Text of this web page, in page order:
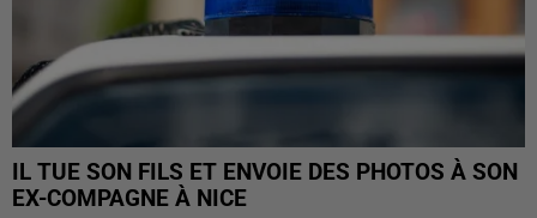
IL TUE SON FILS ET ENVOIE DES PHOTOS À SON
EX-COMPAGNE À NICE